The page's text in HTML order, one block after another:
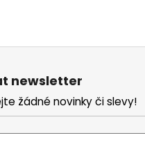
newsletter
žádné novinky či slevy!